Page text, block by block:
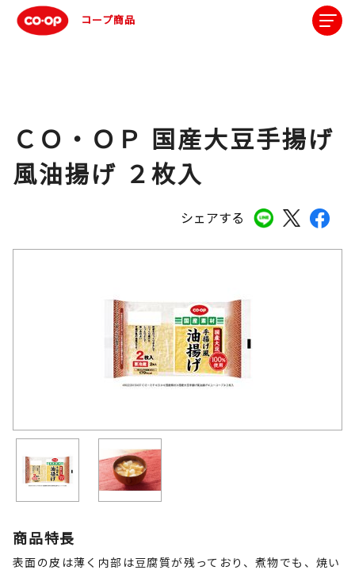
コープ商品
シェアする
ＣＯ・ＯＰ 国産大豆手揚げ
風油揚げ ２枚入
商品特長
表面の皮は薄く内部は豆腐質が残っており、煮物でも、焼い